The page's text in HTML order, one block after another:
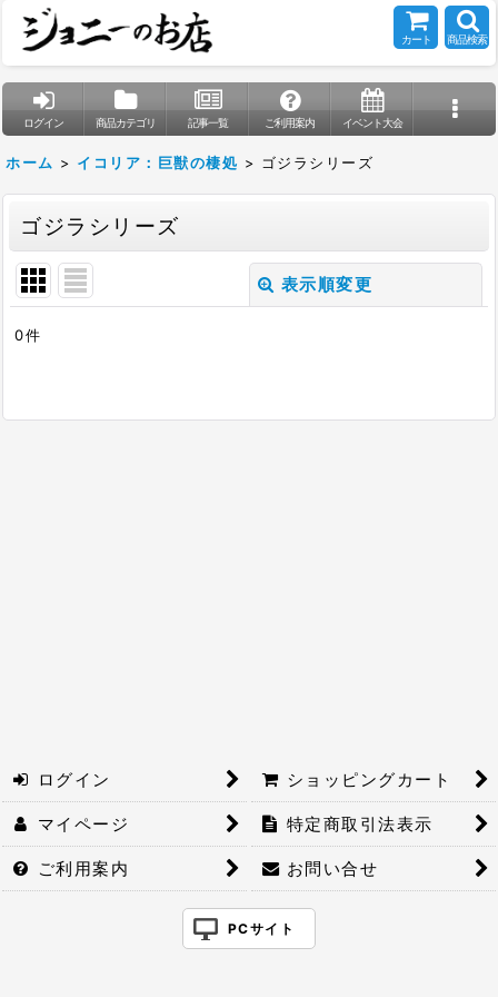
カート 商品検索
ログイン 商品カテゴリ 記事一覧 ご利用案内 イベント大会
ホーム > イコリア：巨獣の棲処 > ゴジラシリーズ
ゴジラシリーズ
表示順変更
表示数
0件
ログイン ショッピングカート
マイページ 特定商取引法表示
ご利用案内 お問い合せ
PCサイト